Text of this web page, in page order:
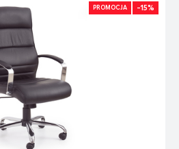
PROMOCJA -15%